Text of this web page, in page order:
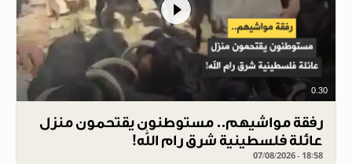
0.30
رفقة مواشيهم.. مستوطنون يقتحمون منزل
عائلة فلسطينية شرق رام الله!
07/08/2026 - 18:58